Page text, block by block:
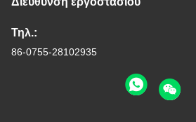
Τηλ.:
86-0755-28102935